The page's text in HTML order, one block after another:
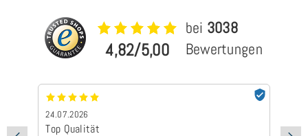
4,82/5,00
bei 3038
Bewertungen
24.07.2026
Top Qualität